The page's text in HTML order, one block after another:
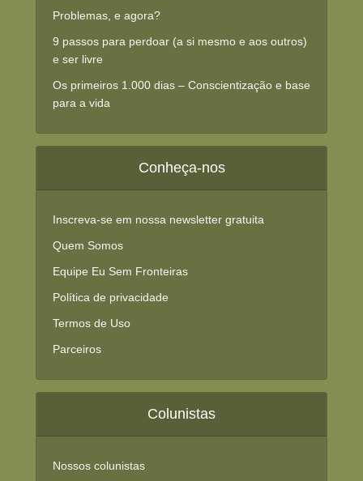
Problemas, e agora?
9 passos para perdoar (a si mesmo e aos outros)
e ser livre
Os primeiros 1.000 dias – Conscientização e base
para a vida
Conheça-nos
Inscreva-se em nossa newsletter gratuita
Quem Somos
Equipe Eu Sem Fronteiras
Política de privacidade
Termos de Uso
Parceiros
Colunistas
Nossos colunistas